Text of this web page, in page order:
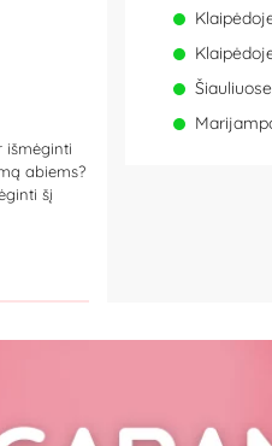
išmėginti
abiems?
šį